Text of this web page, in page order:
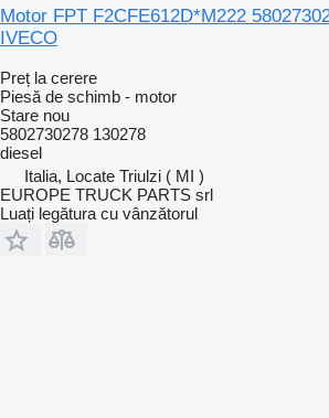
Motor FPT F2CFE612D*M222
IVECO
Preț la cerere
Piesă de schimb - motor
Stare nou
5802730278 130278
diesel
Italia, Locate Triulzi ( MI )
EUROPE TRUCK PARTS srl
Luați legătura cu vânzătorul